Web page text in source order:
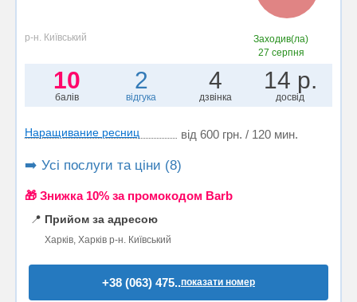
р-н. Київський
Заходив(ла)
27 серпня
10
балів
2
відгука
4
дзвінка
14 р.
досвід
Наращивание ресниц від 600 грн. / 120 мин.
➡️ Усі послуги та ціни (8)
🎁 Знижка 10% за промокодом Barb
📍 Прийом за адресою
Харків, Харків р-н. Київський
+38 (063) 475..показати номер